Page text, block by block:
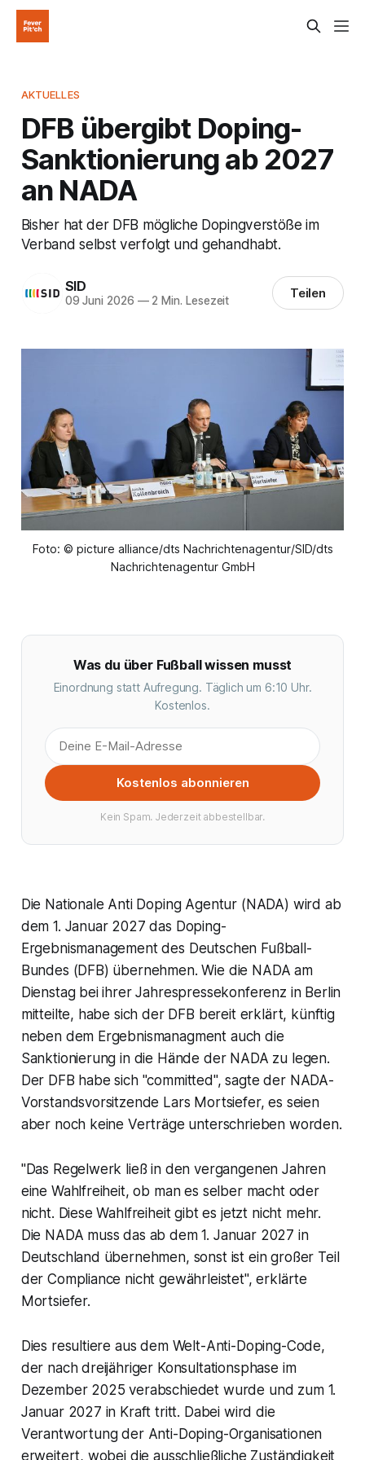
AKTUELLES
DFB übergibt Doping-
Sanktionierung ab 2027
an NADA
Bisher hat der DFB mögliche Dopingverstöße im
Verband selbst verfolgt und gehandhabt.
SID
09 Juni 2026 —2 Min. Lesezeit Teilen
Foto: © picture alliance/dts Nachrichtenagentur/SID/dts
Nachrichtenagentur GmbH
Was du über Fußball wissen musst
Einordnung statt Aufregung. Täglich um 6:10 Uhr.
Kostenlos.
Kostenlos abonnieren
Kein Spam. Jederzeit abbestellbar.
Die Nationale Anti Doping Agentur (NADA) wird ab
dem 1. Januar 2027 das Doping-
Ergebnismanagement des Deutschen Fußball-
Bundes (DFB) übernehmen. Wie die NADA am
Dienstag bei ihrer Jahrespressekonferenz in Berlin
mitteilte, habe sich der DFB bereit erklärt, künftig
neben dem Ergebnismanagment auch die
Sanktionierung in die Hände der NADA zu legen.
Der DFB habe sich "committed", sagte der NADA-
Vorstandsvorsitzende Lars Mortsiefer, es seien
aber noch keine Verträge unterschrieben worden.
"Das Regelwerk ließ in den vergangenen Jahren
eine Wahlfreiheit, ob man es selber macht oder
nicht. Diese Wahlfreiheit gibt es jetzt nicht mehr.
Die NADA muss das ab dem 1. Januar 2027 in
Deutschland übernehmen, sonst ist ein großer Teil
der Compliance nicht gewährleistet", erklärte
Mortsiefer.
Dies resultiere aus dem Welt-Anti-Doping-Code,
der nach dreijähriger Konsultationsphase im
Dezember 2025 verabschiedet wurde und zum 1.
Januar 2027 in Kraft tritt. Dabei wird die
Verantwortung der Anti-Doping-Organisationen
erweitert, wobei die ausschließliche Zuständigkeit